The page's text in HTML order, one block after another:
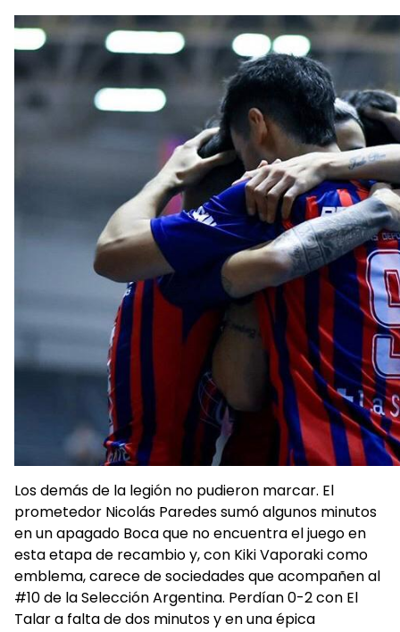
Los demás de la legión no pudieron marcar. El
prometedor Nicolás Paredes sumó algunos minutos
en un apagado Boca que no encuentra el juego en
esta etapa de recambio y, con Kiki Vaporaki como
emblema, carece de sociedades que acompañen al
#10 de la Selección Argentina. Perdían 0-2 con El
Talar a falta de dos minutos y en una épica